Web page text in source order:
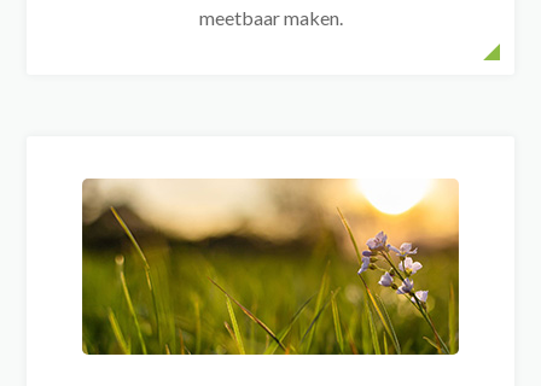
meetbaar maken.